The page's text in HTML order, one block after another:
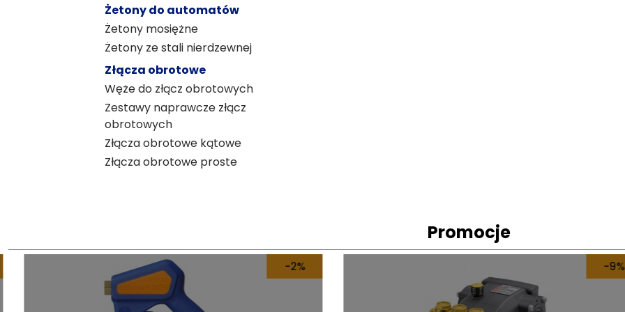
Żetony do automatów
Żetony mosiężne
Żetony ze stali nierdzewnej
Złącza obrotowe
Węże do złącz obrotowych
Zestawy naprawcze złącz
obrotowych
Złącza obrotowe kątowe
Złącza obrotowe proste
Promocje